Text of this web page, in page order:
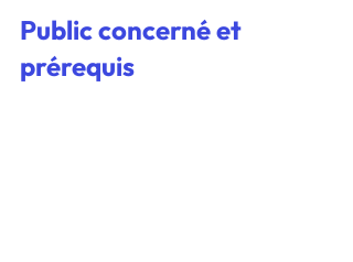
Public concerné et
prérequis